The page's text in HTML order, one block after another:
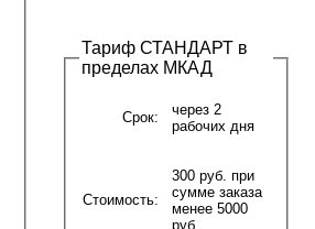
Тариф СТАНДАРТ в
пределах МКАД
Срок:
через 2
рабочих дня
Стоимость:
300 руб. при
сумме заказа
менее 5000
руб.